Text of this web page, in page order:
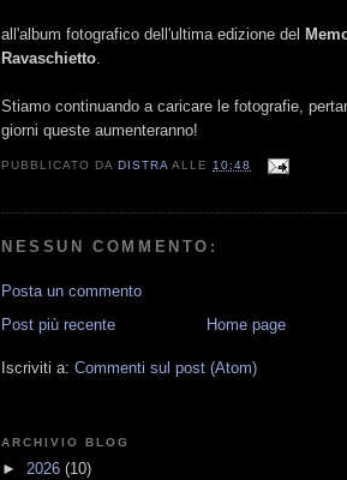
all'album fotografico dell'ultima edizione del
Ravaschietto
Stiamo continuando a caricare le fotografie,
giorni queste aumenteranno!
PUBBLICATO DA DISTRA ALLE10:48
NESSUN COMMENTO:
Posta un commento
Post più recente
Home page
Iscriviti a: Commenti sul post (Atom)
ARCHIVIO BLOG
► 2026 (10)